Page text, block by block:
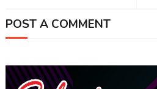
POST A COMMENT